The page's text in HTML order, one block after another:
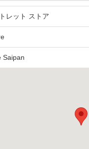
レット ストア
Saipan